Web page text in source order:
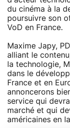
du cinéma à la
poursuivre son
VoD en France.
Maxime Japy,
alliant le
la technologie,
dans le
France et en
annoncerons
service qui
marché et qui
américaines en